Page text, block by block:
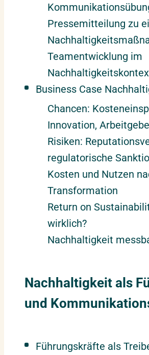
Pressemitteilung zu
Teamentwicklung im
Business Case
Chancen:
Innovation,
Risiken:
regulatorische
Kosten und Nutzen
Transformation
Return on
wirklich?
Nachhaltigkeit
Nachhaltigkeit als
und
Führungskräfte als